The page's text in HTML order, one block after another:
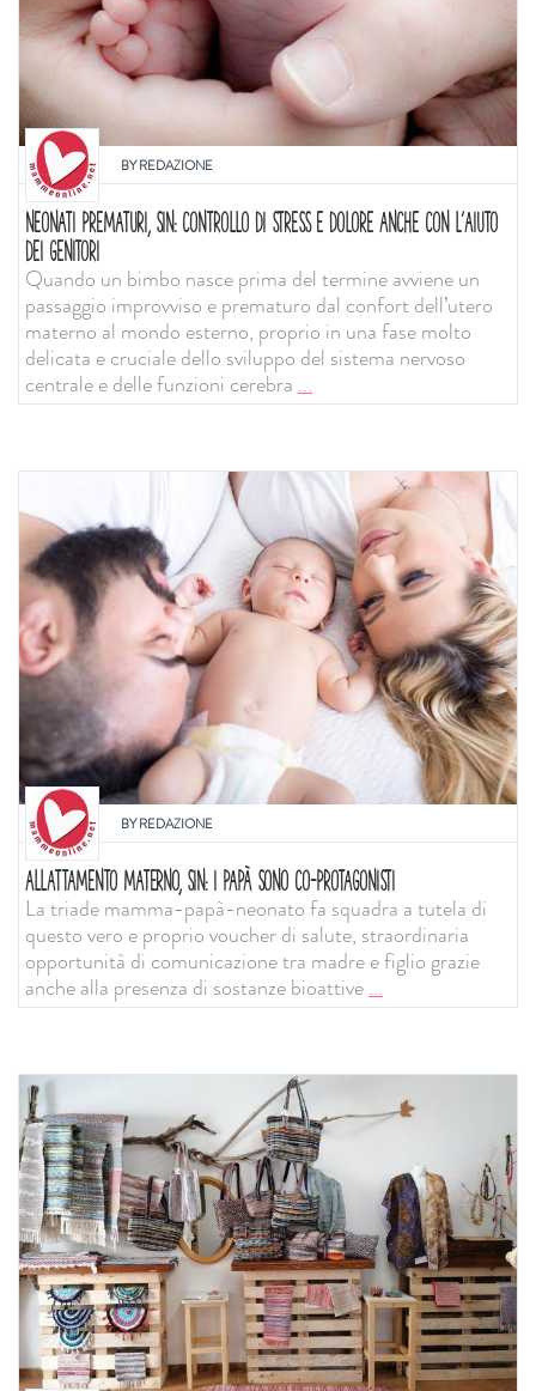
BYREDAZIONE
NEONATI PREMATURI, SIN: CONTROLLO DI STRESS E DOLORE ANCHE CON L'AIUTO
DEI GENITORI
Quando un bimbo nasce prima del termine avviene un
passaggio improvviso e prematuro dal confort dell’utero
materno al mondo esterno, proprio in una fase molto
delicata e cruciale dello sviluppo del sistema nervoso
centrale e delle funzioni cerebra...
BYREDAZIONE
ALLATTAMENTO MATERNO, SIN: I PAPÀ SONO CO-PROTAGONISTI
La triade mamma-papà-neonato fa squadra a tutela di
questo vero e proprio voucher di salute, straordinaria
opportunità di comunicazione tra madre e figlio grazie
anche alla presenza di sostanze bioattive...